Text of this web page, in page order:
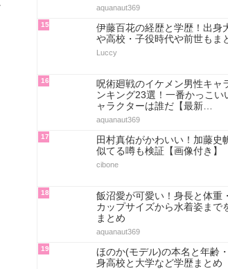
aquanaut369
15
伊藤百花の経歴と学歴！出身
や高校・子役時代や前世もま
Luccy
16
呪術廻戦のイケメン男性キャ
ンキング23選！一番かっこい
ャラクターは誰だ【最新…
aquanaut369
17
田村真佑がかわいい！加藤史
似てる噂も検証【画像付き】
cibone
18
飯沼愛が可愛い！身長と体重
カップサイズから水着姿まで
まとめ
aquanaut369
19
ほのか(モデル)の本名と年齢
身高校と大学など学歴まとめ